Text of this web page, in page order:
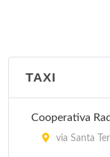
TAXI
Cooperativa
via Santa